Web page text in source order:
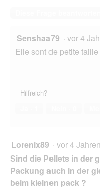
Senshaa79 · vor 4
Elle sont de petite
Hilfreich?
Lorenix89 · vor 4 Jahren
Sind die Pellets in der
Packung auch in der
beim kleinen pack ?